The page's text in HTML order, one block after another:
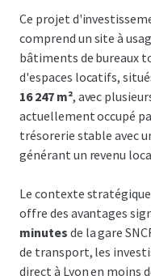
Ce projet
comprend un site à
bâtiments de bureaux
d'espaces locatifs,
16 247 m², avec
actuellement occupé
trésorerie stable avec
générant un revenu
Le contexte
offre des avantages
minutes de la gare
de transport, les
direct à Lyon en moins